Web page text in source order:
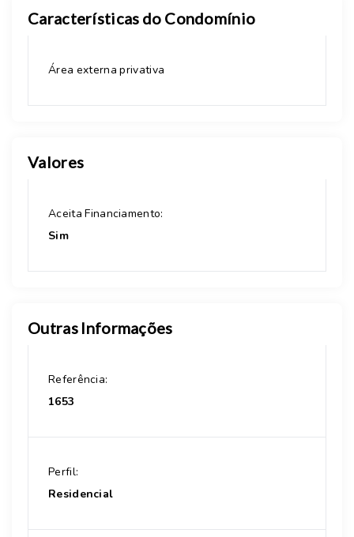
Características do Condomínio
Área externa privativa
Valores
Aceita Financiamento:
Sim
Outras Informações
Referência:
1653
Perfil:
Residencial